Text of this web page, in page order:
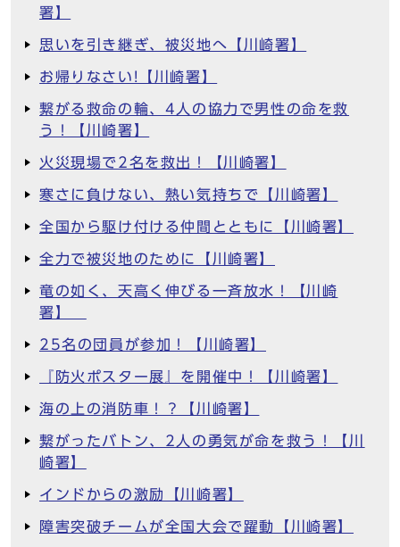
署】
思いを引き継ぎ、被災地へ【川崎署】
お帰りなさい!【川崎署】
繋がる救命の輪、4人の協力で男性の命を救
う！【川崎署】
火災現場で2名を救出！【川崎署】
寒さに負けない、熱い気持ちで【川崎署】
全国から駆け付ける仲間とともに【川崎署】
全力で被災地のために【川崎署】
竜の如く、天高く伸びる一斉放水！【川崎
署】
25名の団員が参加！【川崎署】
『防火ポスター展』を開催中！【川崎署】
海の上の消防車！？【川崎署】
繋がったバトン、2人の勇気が命を救う！【川
崎署】
インドからの激励【川崎署】
障害突破チームが全国大会で躍動【川崎署】